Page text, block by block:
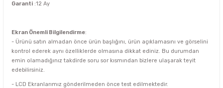
Garanti :12 Ay
Ekran Önemli Bilgilendirme:
- Ürünü satın almadan önce ürün başlığını, ürün açıklamasını ve görselini
kontrol ederek aynı özelliklerde olmasına dikkat ediniz. Bu durumdan
emin olamadığınız takdirde soru sor kısmından bizlere ulaşarak teyit
edebilirsiniz.
- LCD Ekranlarımız gönderilmeden önce test edilmektedir.